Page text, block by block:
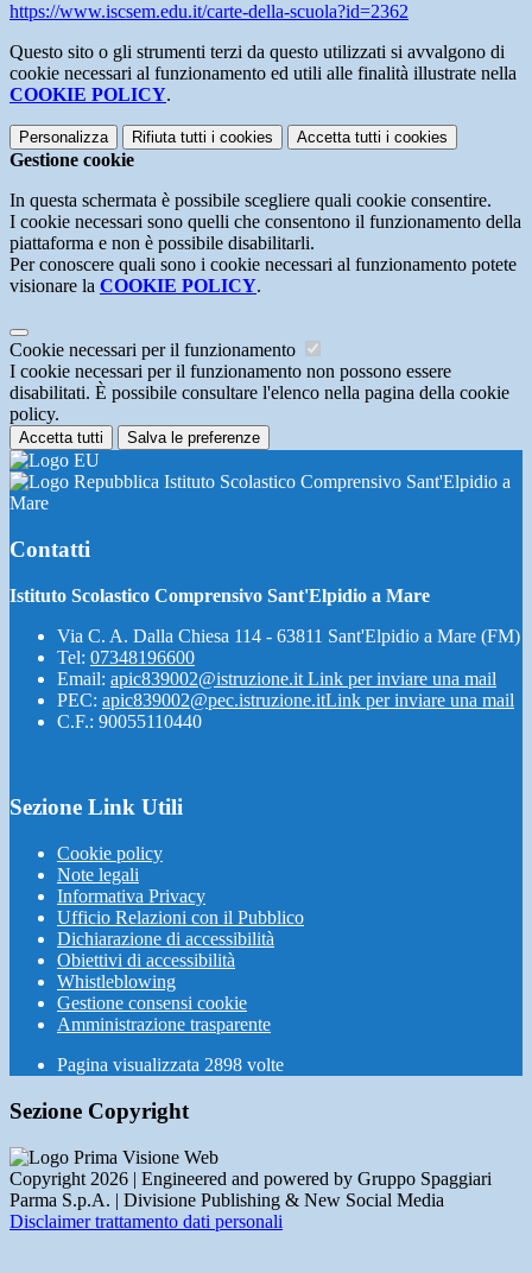
https://www.iscsem.edu.it/carte-della-scuola?id=2362
Questo sito o gli strumenti terzi da questo utilizzati si avvalgono di
cookie necessari al funzionamento ed utili alle finalità illustrate nella
COOKIE POLICY.
Personalizza Rifiuta tutti i cookies Accetta tutti i cookies
Gestione cookie
In questa schermata è possibile scegliere quali cookie consentire.
I cookie necessari sono quelli che consentono il funzionamento della
piattaforma e non è possibile disabilitarli.
Per conoscere quali sono i cookie necessari al funzionamento potete
visionare la COOKIE POLICY.
Cookie necessari per il funzionamento
I cookie necessari per il funzionamento non possono essere
disabilitati. È possibile consultare l'elenco nella pagina della cookie
policy.
Accetta tutti Salva le preferenze
Istituto Scolastico Comprensivo Sant'Elpidio a
Mare
Contatti
Istituto Scolastico Comprensivo Sant'Elpidio a Mare
Via C. A. Dalla Chiesa 114 - 63811 Sant'Elpidio a Mare (FM)
Tel: 07348196600
Email: apic839002@istruzione.it Link per inviare una mail
PEC: apic839002@pec.istruzione.itLink per inviare una mail
C.F.: 90055110440
Sezione Link Utili
Cookie policy
Note legali
Informativa Privacy
Ufficio Relazioni con il Pubblico
Dichiarazione di accessibilità
Obiettivi di accessibilità
Whistleblowing
Gestione consensi cookie
Amministrazione trasparente
Pagina visualizzata 2898 volte
Sezione Copyright
Copyright 2026 | Engineered and powered by Gruppo Spaggiari
Parma S.p.A. | Divisione Publishing & New Social Media
Disclaimer trattamento dati personali